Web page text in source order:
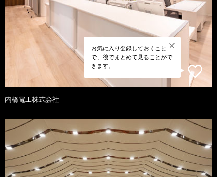
お気に入り登録しておくこと
で、後でまとめて見ることがで
きます。
内橋電工株式会社